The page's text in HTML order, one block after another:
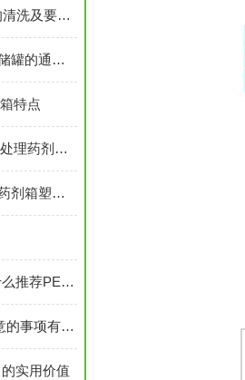
浅析30吨减水剂储罐的清洗及要求事项
10吨塑料水箱安装 PE储罐的通气孔
特点
PE环保加药箱5吨污水处理药剂溶解搅拌桶
黄石市20T工业腐蚀性药剂箱塑料储罐
次氯酸钠储罐材质为什么推荐PE而不采用不锈钢
安装PE卧式储罐要注意的事项有哪些
实用价值